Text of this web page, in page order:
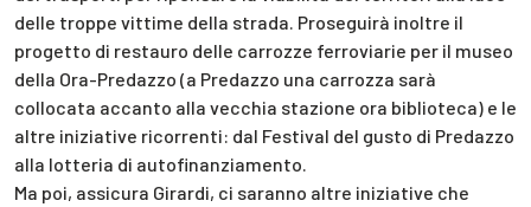
delle troppe vittime della strada. Proseguirà inoltre il
progetto di restauro delle carrozze ferroviarie per il museo
della Ora-Predazzo (a Predazzo una carrozza sarà
collocata accanto alla vecchia stazione ora biblioteca) e le
altre iniziative ricorrenti: dal Festival del gusto di Predazzo
alla lotteria di autofinanziamento.
Ma poi, assicura Girardi, ci saranno altre iniziative che